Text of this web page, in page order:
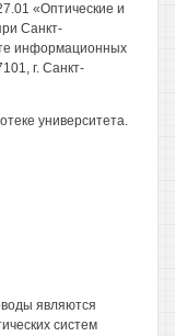
«Оптические и
Санкт-
информационных
г. Санкт-
университета.
являются
систем